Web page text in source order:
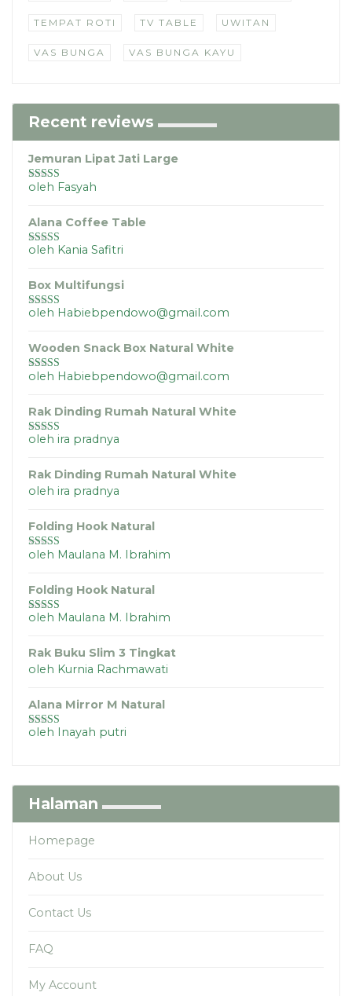
TEMPAT ROTI TV TABLE UWITAN
VAS BUNGA VAS BUNGA KAYU
Recent reviews
Jemuran Lipat Jati Large
Dinilai5dari
oleh Fasyah
Alana Coffee Table
Dinilai5dari
oleh Kania Safitri
Box Multifungsi
Dinilai5dari
oleh Habiebpendowo@gmail.com
Wooden Snack Box Natural White
Dinilai5dari
oleh Habiebpendowo@gmail.com
Rak Dinding Rumah Natural White
Dinilai5dari
oleh ira pradnya
Rak Dinding Rumah Natural White
oleh ira pradnya
Folding Hook Natural
Dinilai5dari
oleh Maulana M. Ibrahim
Folding Hook Natural
Dinilai4
oleh Maulana M. Ibrahim
Rak Buku Slim 3 Tingkat
oleh Kurnia Rachmawati
Alana Mirror M Natural
Dinilai 5dari
oleh Inayah putri
Halaman
Homepage
About Us
Contact Us
FAQ
My Account